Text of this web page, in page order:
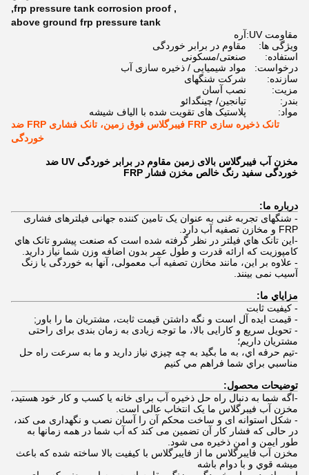
,
frp pressure tank corrosion proof
,
above ground frp pressure tank
مقاومت UV:
آره
ویژگی ها:
مقاوم در برابر خوردگی
استفاده:
صنعتی/مسکونی
درخواست:
مواد شیمیایی / ذخیره سازی آب
سازنده:
شرکت شنگهای
مزیت:
نصب آسان
بندر:
تیانجین/ چینگدائو
مواد:
پلاستیک های تقویت شده با الیاف شیشه
تانک ذخیره سازی FRP فیبرگلاس فوق زمین، تانک فشاری FRP ضد
خوردگی
مخزن آب فیبرگلاس بالای زمین مقاوم در برابر خوردگی UV ضد
خوردگی سفید رنگ خالص مخزن فشار FRP
درباره ما:
- شنگهای تجربه غنی به عنوان یک تامین کننده جهانی فیلترهای فشاری
FRP و مخازن تصفیه آب دارد.
-اين تانک هاي فيلتر در نظر گرفته شده است که صنعت پیشرو تانک هاي
کامپوزیت که ارائه قدرت و طول عمر بدون اضافه وزن شما نیاز دارید.
- علاوه بر این، مانند مخازن تصفیه آب معمولی، آنها به خوردگی یا زنگ
آسیب نمی بینند.
مزاياي ما:
- کيفيت ثابت
- قیمت ایده آل است و نگه داشتن قیمت ثابت، مشتریان ما را باور;
- تحویل سریع و کارایی بالا، ما توجه زیادی به زمان بندی برای راحتی
مشتریان داریم؛
-تيم حرفه اي، به ما بگيد به چه چيزي نياز داريد و ما به سرعت راه حل
مناسبي براي شما فراهم مي کنيم
توضیحات محصول:
-اگه شما به دنبال راه حل ذخیره آب برای خانه یا کسب و کار خود هستید،
مخزن آب فیبرگلاس ما یک انتخاب عالی است.
- شکل استوانه ای و ساخت محکم آن را آسان نصب و نگهداری می کند،
در حالی که فشار کار آن تضمین می کند که آب شما در همه زمانها به
طور ایمن و امن ذخیره می شود.
مخزن آب فايبرگلاس ما از فايبرگلاس با کيفيت بالا ساخته شده که باعث
ميشه قوي و با دوام باشه